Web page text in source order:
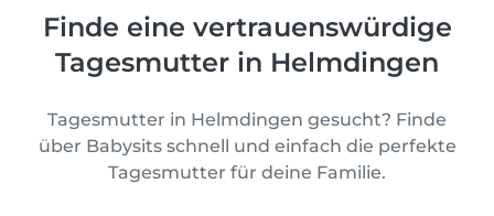
Finde eine vertrauenswürdige
Tagesmutter in Helmdingen
Tagesmutter in Helmdingen gesucht? Finde
über Babysits schnell und einfach die perfekte
Tagesmutter für deine Familie.